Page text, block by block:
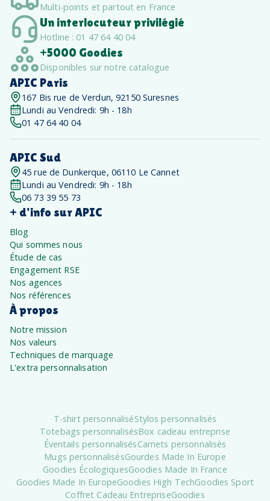
Multi-points et partout en France
Un interlocuteur privilégié
Hotline : 01 47 64 40 04
+5000 Goodies
Disponibles sur notre catalogue
APIC Paris
167 Bis rue de Verdun, 92150 Suresnes
Lundi au Vendredi: 9h - 18h
01 47 64 40 04
APIC Sud
45 rue de Dunkerque, 06110 Le Cannet
Lundi au Vendredi: 9h - 18h
06 73 39 55 73
+ d'info sur APIC
Blog
Qui sommes nous
Étude de cas
Engagement RSE
Nos agences
Nos références
À propos
Notre mission
Nos valeurs
Techniques de marquage
L'extra personnalisation
T-shirt personnaliséStylos personnalisés
Totebags personnalisésBox cadeau entreprise
Éventails personnalisésCarnets personnalisés
Mugs personnalisésGourdes Made In Europe
Goodies ÉcologiquesGoodies Made In France
Goodies Made In EuropeGoodies High TechGoodies Sport
Coffret Cadeau EntrepriseGoodies